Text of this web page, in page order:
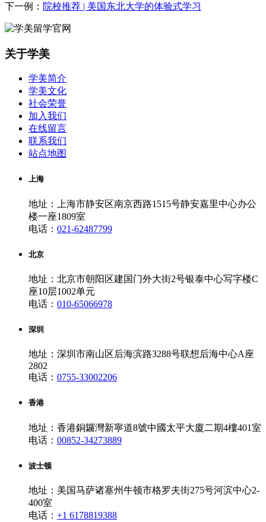
下一例： 院校推荐 | 美国东北大学的体验式学习
关于学美
学美简介
学美文化
社会荣誉
加入我们
在线留言
联系我们
站点地图
上海
地址：上海市静安区南京西路1515号静安嘉里中心办公
楼一座1809室
电话： 021-62487799
北京
地址：北京市朝阳区建国门外大街2号银泰中心写字楼C
座10层1002单元
电话： 010-65066978
深圳
地址：深圳市南山区后海滨路3288号联想后海中心A座
2802
电话： 0755-33002206
香港
地址：香港銅鑼灣新寧道8號中國太平大廈二期4樓401室
电话： 00852-34273889
波士顿
地址：美国马萨诸塞州牛顿市格罗夫街275号河滨中心2-
400室
电话： +1 6178819388